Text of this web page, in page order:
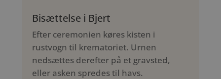
Bisættelse i Bjert
Efter ceremonien køres kisten i
rustvogn til krematoriet. Urnen
nedsættes derefter på et gravsted,
eller asken spredes til havs.